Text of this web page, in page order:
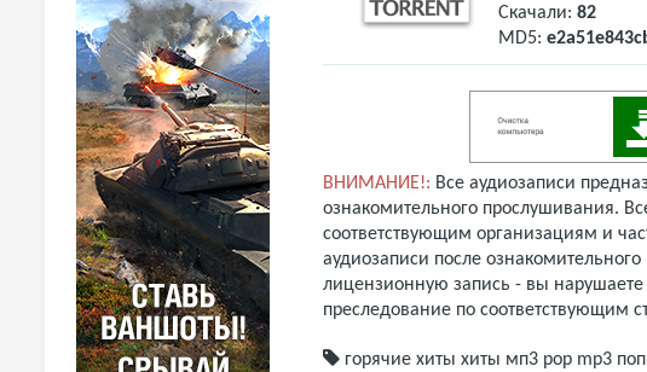
Скачали: 82
MD5:
ВНИМАНИЕ!: Все аудиозаписи
ознакомительного прослушивания.
соответствующим организациям и
аудиозаписи после
лицензионную запись - вы нарушаете
преследование по соответствующим
горячие хиты хиты мп3 pop mp3